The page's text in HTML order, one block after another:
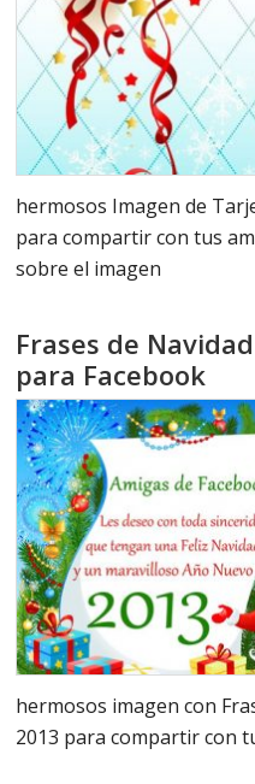
hermosos Imagen de
para compartir con tus
sobre el imagen
Frases de
para Facebook
hermosos imagen con
2013 para compartir con